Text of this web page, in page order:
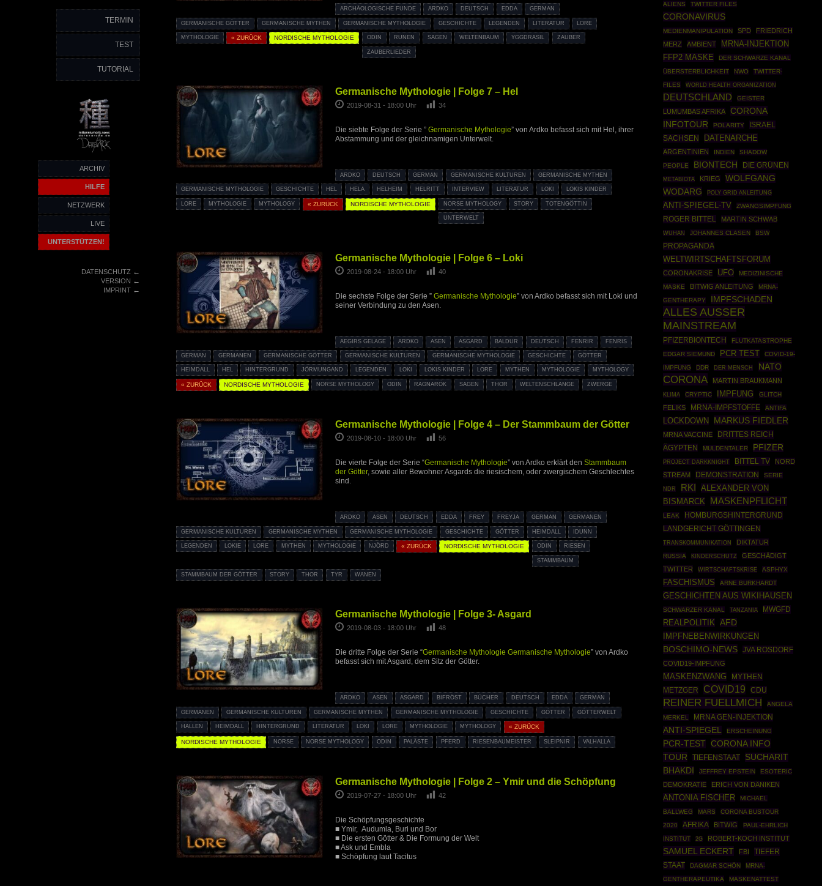
TERMIN
TEST
TUTORIAL
ARCHIV
HILFE
NETZWERK
LIVE
UNTERSTÜTZEN!
DATENSCHUTZ←
VERSION ←
IMPRINT←
ARCHÄOLOGISCHE FUNDE ARDKO DEUTSCH EDDA GERMAN
GERMANISCHE GÖTTER GERMANISCHE MYTHEN GERMANISCHE MYTHOLOGIE GESCHICHTE LEGENDEN LITERATUR LORE
MYTHOLOGIE « ZURÜCK NORDISCHE MYTHOLOGIE ODIN RUNEN SAGEN WELTENBAUM YGGDRASIL ZAUBER
ZAUBERLIEDER
Germanische Mythologie | Folge 7 – Hel
2019-08-31 - 18:00 Uhr 34
Die siebte Folge der Serie ” Germanische Mythologie” von Ardko befasst sich mit Hel, ihrer
Abstammung und der gleichnamigen Unterwelt.
ARDKO DEUTSCH GERMAN GERMANISCHE KULTUREN GERMANISCHE MYTHEN
GERMANISCHE MYTHOLOGIE GESCHICHTE HEL HELA HELHEIM HELRITT INTERVIEW LITERATUR LOKI LOKIS KINDER
LORE MYTHOLOGIE MYTHOLOGY « ZURÜCK NORDISCHE MYTHOLOGIE NORSE MYTHOLOGY STORY TOTENGÖTTIN
UNTERWELT
Germanische Mythologie | Folge 6 – Loki
2019-08-24 - 18:00 Uhr 40
Die sechste Folge der Serie ” Germanische Mythologie” von Ardko befasst sich mit Loki und
seiner Verbindung zu den Asen.
AEGIRS GELAGE ARDKO ASEN ASGARD BALDUR DEUTSCH FENRIR FENRIS
GERMAN GERMANEN GERMANISCHE GÖTTER GERMANISCHE KULTUREN GERMANISCHE MYTHOLOGIE GESCHICHTE GÖTTER
HEIMDALL HEL HINTERGRUND JÖRMUNGAND LEGENDEN LOKI LOKIS KINDER LORE MYTHEN MYTHOLOGIE MYTHOLOGY
« ZURÜCK NORDISCHE MYTHOLOGIE NORSE MYTHOLOGY ODIN RAGNARÖK SAGEN THOR WELTENSCHLANGE ZWERGE
Germanische Mythologie | Folge 4 – Der Stammbaum der Götter
2019-08-10 - 18:00 Uhr 56
Die vierte Folge der Serie “Germanische Mythologie” von Ardko erklärt den Stammbaum
der Götter, sowie aller Bewohner Asgards die riesischem, oder zwergischem Geschlechtes
sind.
ARDKO ASEN DEUTSCH EDDA FREY FREYJA GERMAN GERMANEN
GERMANISCHE KULTUREN GERMANISCHE MYTHEN GERMANISCHE MYTHOLOGIE GESCHICHTE GÖTTER HEIMDALL IDUNN
LEGENDEN LOKIE LORE MYTHEN MYTHOLOGIE NJÖRD « ZURÜCK NORDISCHE MYTHOLOGIE ODIN RIESEN
STAMMBAUM
STAMMBAUM DER GÖTTER STORY THOR TYR WANEN
Germanische Mythologie | Folge 3- Asgard
2019-08-03 - 18:00 Uhr 48
Die dritte Folge der Serie “Germanische Mythologie Germanische Mythologie” von Ardko
befasst sich mit Asgard, dem Sitz der Götter.
ARDKO ASEN ASGARD BIFRÖST BÜCHER DEUTSCH EDDA GERMAN
GERMANEN GERMANISCHE KULTUREN GERMANISCHE MYTHEN GERMANISCHE MYTHOLOGIE GESCHICHTE GÖTTER GÖTTERWELT
HALLEN HEIMDALL HINTERGRUND LITERATUR LOKI LORE MYTHOLOGIE MYTHOLOGY « ZURÜCK
NORDISCHE MYTHOLOGIE NORSE NORSE MYTHOLOGY ODIN PALÄSTE PFERD RIESENBAUMEISTER SLEIPNIR VALHALLA
Germanische Mythologie | Folge 2 – Ymir und die Schöpfung
2019-07-27 - 18:00 Uhr 42
Die Schöpfungsgeschichte
■ Ymir, Audumla, Buri und Bor
■ Die ersten Götter & Die Formung der Welt
■ Ask und Embla
■ Schöpfung laut Tacitus
ALIENS TWITTER FILES
CORONAVIRUS
MEDIENMANIPULATION SPD
FRIEDRICH
MERZ
AMBIENT MRNA-INJEKTION
FFP2 MASKE
DER SCHWARZE KANAL
ÜBERSTERBLICHKEIT
NWO
TWITTER-
FILES
WORLD HEALTH ORGANIZATION
DEUTSCHLAND GEISTER
LUMUMBAS AFRIKA
CORONA
INFOTOUR
POLARITY
ISRAEL
SACHSEN
DATENARCHE
ARGENTINIEN INDIEN
SHADOW
PEOPLE
BIONTECH DIE GRÜNEN
METABIOTA KRIEG
WOLFGANG
WODARG
POLY GRID ANLEITUNG
ANTI-SPIEGEL-TV ZWANGSIMPFUNG
ROGER BITTEL MARTIN SCHWAB
WUHAN JOHANNES CLASEN BSW
PROPAGANDA
WELTWIRTSCHAFTSFORUM
CORONAKRISE UFO
MEDIZINISCHE
MASKE
BITWIG ANLEITUNG
MRNA-
GENTHERAPY
IMPFSCHADEN
ALLES AUSSER
MAINSTREAM
PFIZERBIONTECH
FLUTKATASTROPHE
EDGAR SIEMUND
PCR TEST
COVID-19-
IMPFUNG
DDR DER MENSCH NATO
CORONA MARTIN BRAUKMANN
KLIMA CRYPTIC IMPFUNG GLITCH
FELIKS MRNA-IMPFSTOFFE ANTIFA
LOCKDOWN MARKUS FIEDLER
MRNA VACCINE DRITTES REICH
ÄGYPTEN MULDENTALER PFIZER
PROJECT DARKKNIGHT BITTEL TV
NORD
STREAM
DEMONSTRATION SERIE
NDR RKI
ALEXANDER VON
BISMARCK
MASKENPFLICHT
LEAK HOMBURGSHINTERGRUND
LANDGERICHT GÖTTINGEN
TRANSKOMMUNIKATION DIKTATUR
RUSSIA KINDERSCHUTZ
GESCHÄDIGT
TWITTER
WIRTSCHAFTSKRISE ASPHYX
FASCHISMUS ARNE BURKHARDT
GESCHICHTEN AUS WIKIHAUSEN
SCHWARZER KANAL TANZANIA MWGFD
REALPOLITIK
AFD
IMPFNEBENWIRKUNGEN
BOSCHIMO-NEWS JVA ROSDORF
COVID19-IMPFUNG
MASKENZWANG
MYTHEN
METZGER
COVID19 CDU
REINER FUELLMICH
ANGELA
MERKEL
MRNA GEN-INJEKTION
ANTI-SPIEGEL ERSCHEINUNG
PCR-TEST
CORONA INFO
TOUR
TIEFENSTAAT
SUCHARIT
BHAKDI
JEFFREY EPSTEIN ESOTERIC
DEMOKRATIE ERICH VON DÄNIKEN
ANTONIA FISCHER
MICHAEL
BALLWEG
MARS
CORONA BUSTOUR
2020
AFRIKA BITWIG
PAUL-EHRLICH
INSTITUT
2G ROBERT-KOCH INSTITUT
SAMUEL ECKERT FBI
TIEFER
STAAT
DAGMAR SCHÖN
MRNA-
GENTHERAPEUTIKA
MASKENATTEST